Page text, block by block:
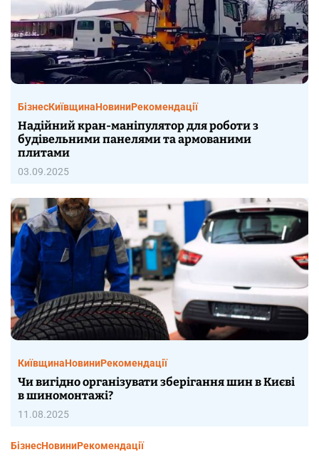
БізнесКиївщинаНовиниРекомендації
Надійний кран-маніпулятор для роботи з
будівельними панелями та армованими
плитами
03.09.2025
КиївщинаНовиниРекомендації
Чи вигідно організувати зберігання шин в Києві
в шиномонтажі?
11.08.2025
БізнесНовиниРекомендації